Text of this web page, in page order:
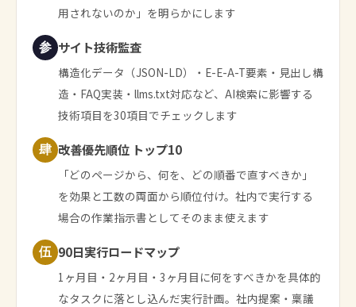
用されないのか」を明らかにします
参 サイト技術監査
構造化データ（JSON-LD）・E-E-A-T要素・見出し構
造・FAQ実装・llms.txt対応など、AI検索に影響する
技術項目を30項目でチェックします
肆 改善優先順位 トップ10
「どのページから、何を、どの順番で直すべきか」
を効果と工数の両面から順位付け。社内で実行する
場合の作業指示書としてそのまま使えます
伍 90日実行ロードマップ
1ヶ月目・2ヶ月目・3ヶ月目に何をすべきかを具体的
なタスクに落とし込んだ実行計画。社内提案・稟議